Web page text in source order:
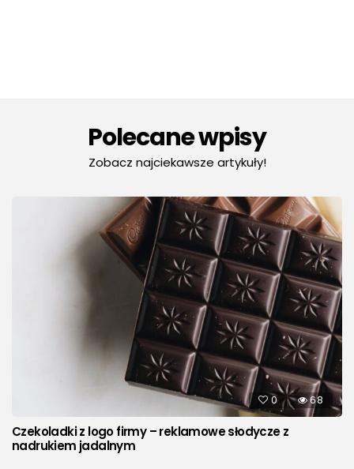
Polecane wpisy
Zobacz najciekawsze artykuły!
0 68
Czekoladki z logo firmy – reklamowe słodycze z
nadrukiem jadalnym